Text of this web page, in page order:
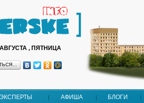
, ПЯТНИЦА
ЭКСПЕРТЫ АФИША БЛОГИ